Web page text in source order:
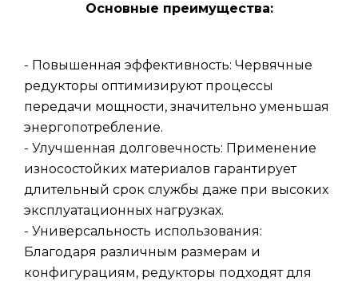
Основные преимущества:
- Повышенная эффективность: Червячные
редукторы оптимизируют процессы
передачи мощности, значительно уменьшая
энергопотребление.
- Улучшенная долговечность: Применение
износостойких материалов гарантирует
длительный срок службы даже при высоких
эксплуатационных нагрузках.
- Универсальность использования:
Благодаря различным размерам и
конфигурациям, редукторы подходят для